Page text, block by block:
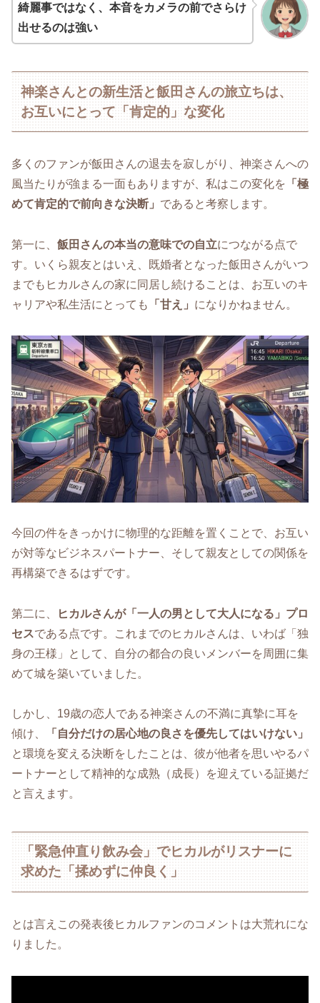
綺麗事ではなく、本音をカメラの前でさらけ
出せるのは強い
神楽さんとの新生活と飯田さんの旅立ちは、
お互いにとって「肯定的」な変化
多くのファンが飯田さんの退去を寂しがり、神楽さんへの
風当たりが強まる一面もありますが、私はこの変化を
「極
めて肯定的で前向きな決断」 であると考察します。
第一に、 飯田さんの本当の意味での自立につながる点で
す。いくら親友とはいえ、既婚者となった飯田さんがいつ
までもヒカルさんの家に同居し続けることは、お互いのキ
ャリアや私生活にとっても
「甘え」 になりかねません。
今回の件をきっかけに物理的な距離を置くことで、お互い
が対等なビジネスパートナー、そして親友としての関係を
再構築できるはずです。
第二に、
ヒカルさんが「一人の男として大人になる」プロ
セスである点です。これまでのヒカルさんは、いわば「独
身の王様」として、自分の都合の良いメンバーを周囲に集
めて城を築いていました。
しかし、19歳の恋人である神楽さんの不満に真摯に耳を
傾け、
「自分だけの居心地の良さを優先してはいけない」
と環境を変える決断をしたことは、彼が他者を思いやるパ
ートナーとして精神的な成熟（成長）を迎えている証拠だ
と言えます。
「緊急仲直り飲み会」でヒカルがリスナーに
求めた「揉めずに仲良く」
とは言えこの発表後ヒカルファンのコメントは大荒れにな
りました。